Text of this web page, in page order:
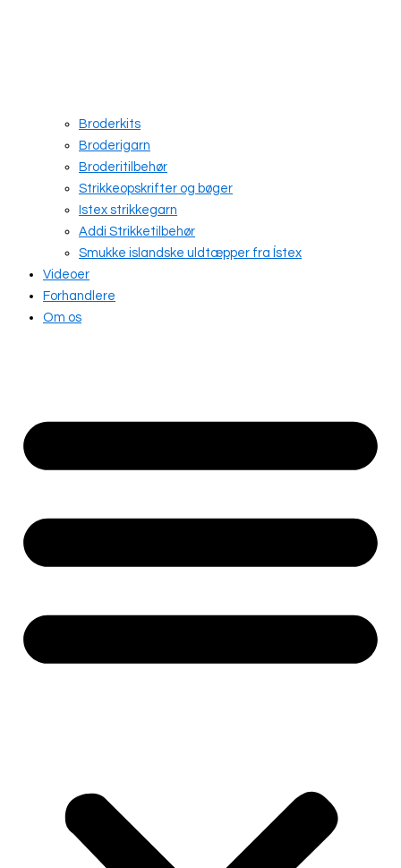
Broderkits
Broderigarn
Broderitilbehør
Strikkeopskrifter og bøger
Istex strikkegarn
Addi Strikketilbehør
Smukke islandske uldtæpper fra Ístex
Videoer
Forhandlere
Om os